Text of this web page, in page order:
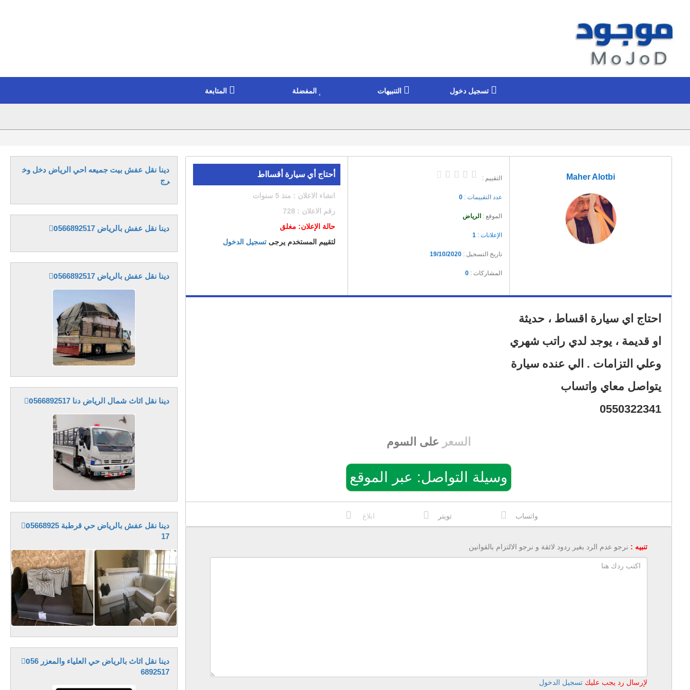
تسجيل دخول التنبيهات المفضلة المتابعة
Maher Alotbi التقييم :
عدد التقييمات : 0
الموقع : الرياض
الإعلانات : 1
تاريخ التسجيل : 19/10/2020
المشاركات : 0
أحتاج أي سيارة أقسااط
انشاء الاعلان : منذ 5 سنوات
رقم الاعلان : 728
حالة الإعلان: مغلق
لتقييم المستخدم يرجىتسجيل الدخول
0550322341
السعر على السوم
وسيلة التواصل: عبر الموقع
واتساب تويتر ابلاغ
تنبيه : نرجو عدم الرد بغير ردود لائقة و نرجو الالتزام بالقوانين
لإرسال رد يجب عليكتسجيل الدخول
دينا نقل عفش بيت جميعه احي الرياض دخل وخ
رج
دينا نقل عفش بالرياض 0َ566892517
دينا نقل عفش بالرياض 0َ566892517
دينا نقل اثاث شمال الرياض دنا 0َ566892517
دينا نقل عفش بالرياض حي قرطبة 0َ5668925
17
دينا نقل اثاث بالرياض حي العلياء والمعزر 0َ56
6892517